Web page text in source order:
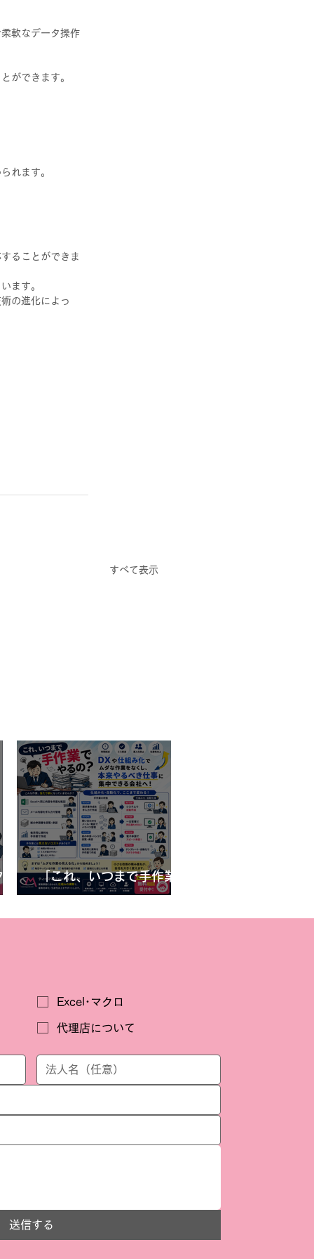
軟なデータ操作
ができます。
れます。
ることができま
ます。
の進化によっ
すべて表示
「これ、いつまで手作業で
Excel･マクロ
代理店について
送信する